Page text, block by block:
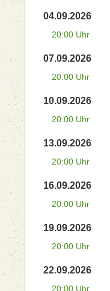
04.09.2026
20:00 Uhr
07.09.2026
20:00 Uhr
10.09.2026
20:00 Uhr
13.09.2026
20:00 Uhr
16.09.2026
20:00 Uhr
19.09.2026
20:00 Uhr
22.09.2026
20:00 Uhr